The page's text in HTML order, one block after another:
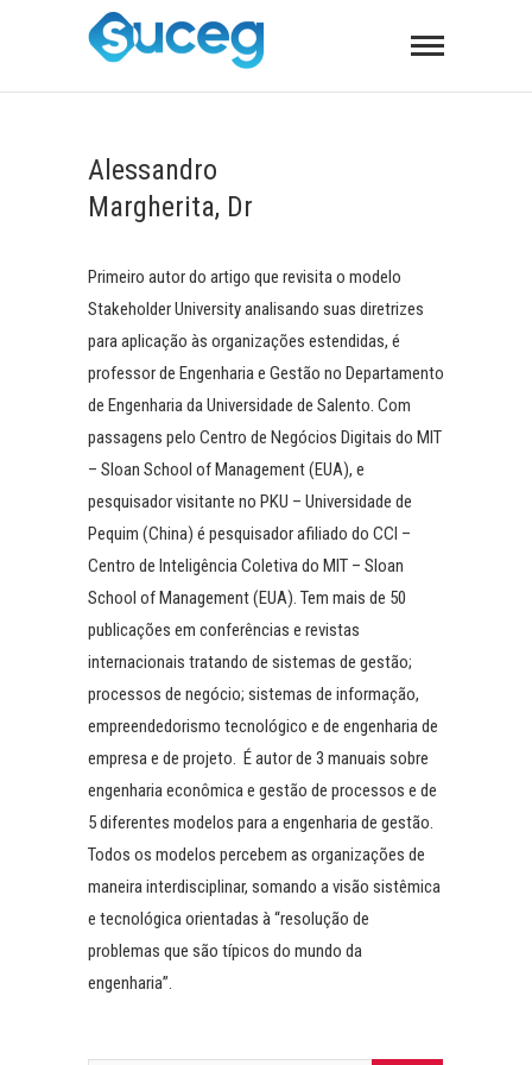
Alessandro
Margherita, Dr
Primeiro autor do artigo que revisita o modelo
Stakeholder University analisando suas diretrizes
para aplicação às organizações estendidas, é
professor de Engenharia e Gestão no Departamento
de Engenharia da Universidade de Salento. Com
passagens pelo Centro de Negócios Digitais do MIT
– Sloan School of Management (EUA), e
pesquisador visitante no PKU – Universidade de
Pequim (China) é pesquisador afiliado do CCI –
Centro de Inteligência Coletiva do MIT – Sloan
School of Management (EUA). Tem mais de 50
publicações em conferências e revistas
internacionais tratando de sistemas de gestão;
processos de negócio; sistemas de informação,
empreendedorismo tecnológico e de engenharia de
empresa e de projeto. É autor de 3 manuais sobre
engenharia econômica e gestão de processos e de
5 diferentes modelos para a engenharia de gestão.
Todos os modelos percebem as organizações de
maneira interdisciplinar, somando a visão sistêmica
e tecnológica orientadas à “resolução de
problemas que são típicos do mundo da
engenharia”.